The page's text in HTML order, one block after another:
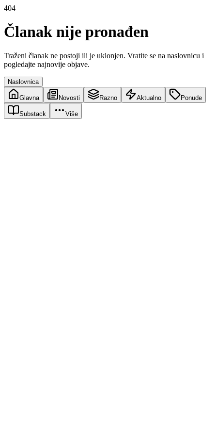
404
Članak nije pronađen
Traženi članak ne postoji ili je uklonjen. Vratite se na naslovnicu i
pogledajte najnovije objave.
Naslovnica
Glavna Novosti Razno Aktualno Ponude
Substack Više